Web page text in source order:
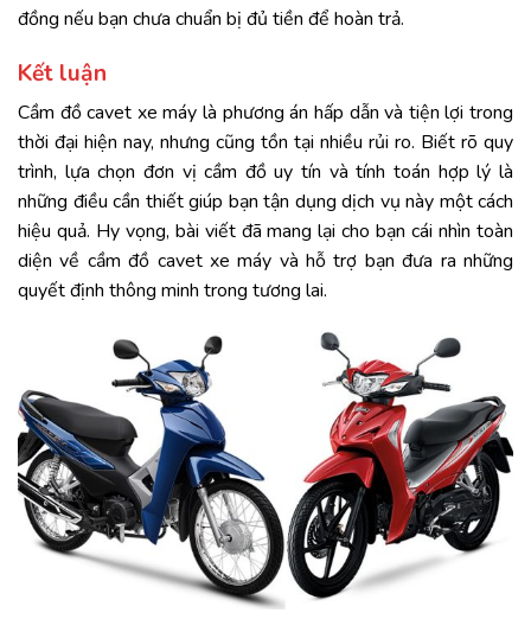
đồng nếu bạn chưa chuẩn bị đủ tiền để hoàn trả.
Kết luận
Cầm đồ cavet xe máy là phương án hấp dẫn và tiện lợi trong
thời đại hiện nay, nhưng cũng tồn tại nhiều rủi ro. Biết rõ quy
trình, lựa chọn đơn vị cầm đồ uy tín và tính toán hợp lý là
những điều cần thiết giúp bạn tận dụng dịch vụ này một cách
hiệu quả. Hy vọng, bài viết đã mang lại cho bạn cái nhìn toàn
diện về cầm đồ cavet xe máy và hỗ trợ bạn đưa ra những
quyết định thông minh trong tương lai.